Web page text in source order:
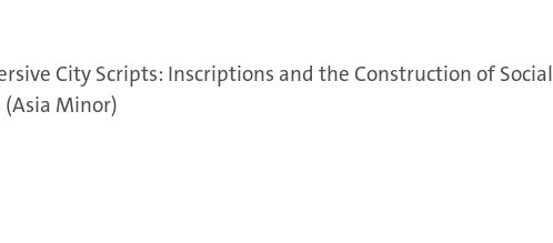
City Scripts: Inscriptions and the Construction of Social
Minor)